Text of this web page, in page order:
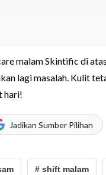
malam Skintific di
lagi masalah. Kulit
hari!
Jadikan Sumber Pilihan
# shift malam